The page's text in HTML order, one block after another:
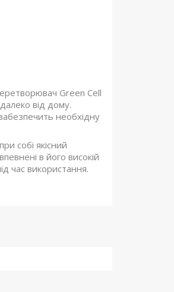
Green Cell
від дому.
необхідну
собі якісний
в його високій
час використання.